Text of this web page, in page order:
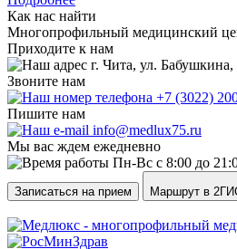
Как нас найти
Многопрофильный медицинский
Приходите к нам
г. Чита, ул. Бабушкина,
Звоните нам
+7 (3022)
Пишите нам
info@medlux75.ru
Мы вас ждем ежедневно
Пн-Вс с 8:00 до
Записаться на прием Маршрут в